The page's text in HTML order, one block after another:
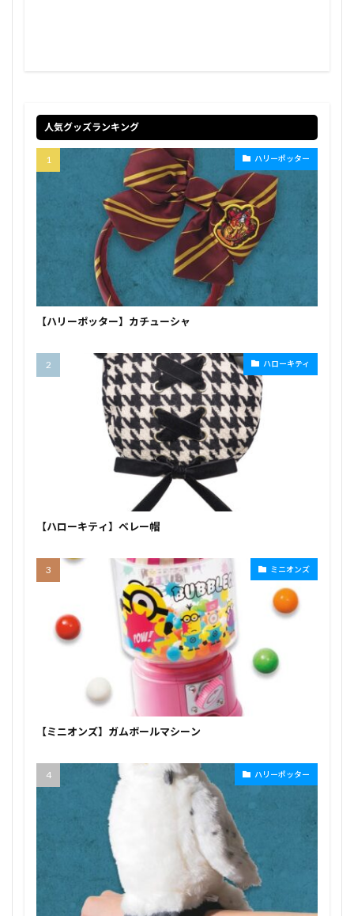
人気グッズランキング
ハリーポッター
【ハリーポッター】カチューシャ
ハローキティ
【ハローキティ】ベレー帽
ミニオンズ
【ミニオンズ】ガムボールマシーン
ハリーポッター